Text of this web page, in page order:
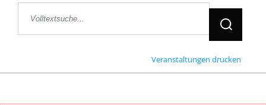
Jetzt
Veranstaltungen drucken